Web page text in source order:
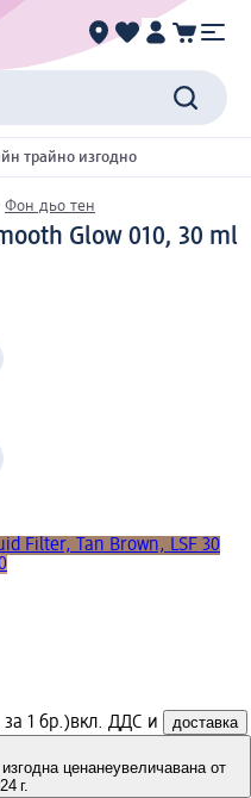
трайно изгодно
Фон дьо тен
Glow 010, 30 ml
Filter, Tan Brown, LSF 30
1 бр.)вкл. ДДС и доставка
ценанеувеличавана от
г.